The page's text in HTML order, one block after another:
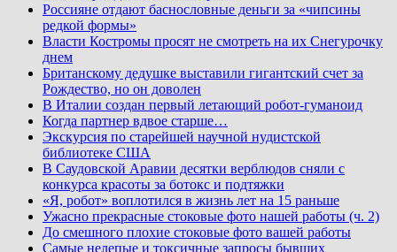
Россияне отдают баснословные деньги за «чипсины
редкой формы»
Власти Костромы просят не смотреть на их Снегурочку
днем
Британскому дедушке выставили гигантский счет за
Рождество, но он доволен
В Италии создан первый летающий робот-гуманоид
Когда партнер вдвое старше…
Экскурсия по старейшей научной нудистской
библиотеке США
В Саудовской Аравии десятки верблюдов сняли с
конкурса красоты за ботокс и подтяжки
«Я, робот» воплотился в жизнь лет на 15 раньше
Ужасно прекрасные стоковые фото нашей работы (ч. 2)
До смешного плохие стоковые фото вашей работы
Самые нелепые и токсичные запросы бывших